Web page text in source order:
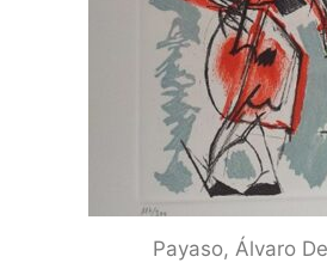
Payaso, Álvaro